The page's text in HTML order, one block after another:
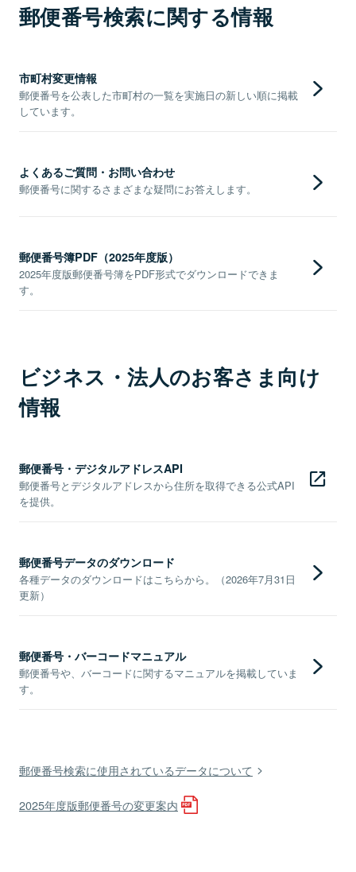
郵便番号検索に関する情報
市町村変更情報
郵便番号を公表した市町村の一覧を実施日の新しい順に掲載
しています。
よくあるご質問・お問い合わせ
郵便番号に関するさまざまな疑問にお答えします。
郵便番号簿PDF（2025年度版）
2025年度版郵便番号簿をPDF形式でダウンロードできま
す。
ビジネス・法人のお客さま向け
情報
郵便番号・デジタルアドレスAPI
郵便番号とデジタルアドレスから住所を取得できる公式API
を提供。
郵便番号データのダウンロード
各種データのダウンロードはこちらから。（2026年7月31日
更新）
郵便番号・バーコードマニュアル
郵便番号や、バーコードに関するマニュアルを掲載していま
す。
郵便番号検索に使用されているデータについて
2025年度版郵便番号の変更案内